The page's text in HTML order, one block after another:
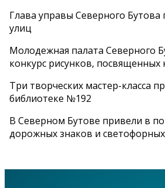
Глава управы Северного Бутова
улиц
Молодежная палата Северного
конкурс рисунков, посвященных
Три творческих мастер-класса
библиотеке №192
В Северном Бутове привели в
дорожных знаков и